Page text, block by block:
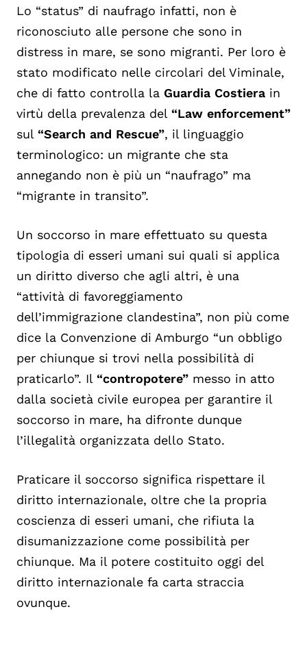
Lo “status” di naufrago infatti, non è
riconosciuto alle persone che sono in
distress in mare, se sono migranti. Per loro è
stato modificato nelle circolari del Viminale,
che di fatto controlla la Guardia Costiera in
virtù della prevalenza del “Law enforcement”
sul “Search and Rescue”, il linguaggio
terminologico: un migrante che sta
annegando non è più un “naufrago” ma
“migrante in transito”.
Un soccorso in mare effettuato su questa
tipologia di esseri umani sui quali si applica
un diritto diverso che agli altri, è una
“attività di favoreggiamento
dell’immigrazione clandestina”, non più come
dice la Convenzione di Amburgo “un obbligo
per chiunque si trovi nella possibilità di
praticarlo”. Il “contropotere” messo in atto
dalla società civile europea per garantire il
soccorso in mare, ha difronte dunque
l’illegalità organizzata dello Stato.
Praticare il soccorso significa rispettare il
diritto internazionale, oltre che la propria
coscienza di esseri umani, che rifiuta la
disumanizzazione come possibilità per
chiunque. Ma il potere costituito oggi del
diritto internazionale fa carta straccia
ovunque.